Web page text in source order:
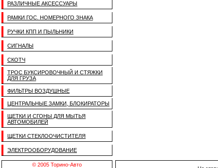
РАЗЛИЧНЫЕ АКСЕССУАРЫ
РАМКИ ГОС. НОМЕРНОГО ЗНАКА
РУЧКИ КПП И ПЫЛЬНИКИ
СИГНАЛЫ
СКОТЧ
ТРОС БУКСИРОВОЧНЫЙ И СТЯЖКИ
ДЛЯ ГРУЗА
ФИЛЬТРЫ ВОЗДУШНЫЕ
ЦЕНТРАЛЬНЫЕ ЗАМКИ, БЛОКИРАТОРЫ
ЩЕТКИ И СГОНЫ ДЛЯ МЫТЬЯ
АВТОМОБИЛЕЙ
ЩЕТКИ СТЕКЛООЧИСТИТЕЛЯ
ЭЛЕКТРООБОРУДОВАНИЕ
© 2005 Торино-Авто